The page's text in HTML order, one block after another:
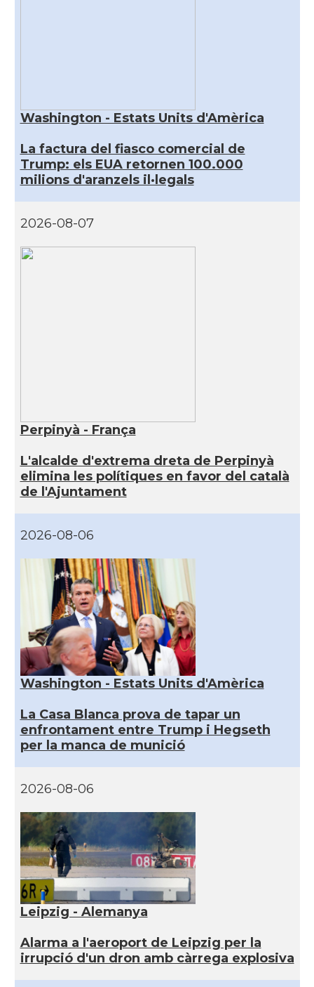
Washington - Estats Units d'Amèrica
La factura del fiasco comercial de
Trump: els EUA retornen 100.000
milions d'aranzels il·legals
2026-08-07
Perpinyà - França
L'alcalde d'extrema dreta de Perpinyà
elimina les polítiques en favor del català
de l'Ajuntament
2026-08-06
Washington - Estats Units d'Amèrica
La Casa Blanca prova de tapar un
enfrontament entre Trump i Hegseth
per la manca de munició
2026-08-06
Leipzig - Alemanya
Alarma a l'aeroport de Leipzig per la
irrupció d'un dron amb càrrega explosiva